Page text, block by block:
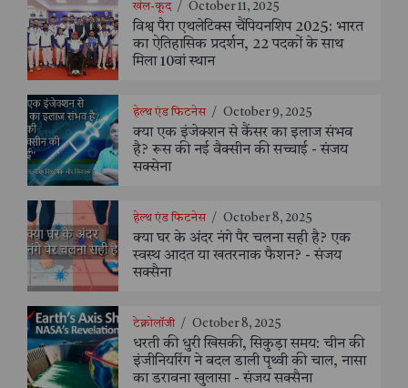
खेल-कूद / October 11, 2025
विश्व पैरा एथलेटिक्स चैंपियनशिप 2025: भारत
का ऐतिहासिक प्रदर्शन, 22 पदकों के साथ
मिला 10वां स्थान
हेल्थ एंड फिटनेस / October 9, 2025
क्या एक इंजेक्शन से कैंसर का इलाज संभव
है? रूस की नई वैक्सीन की सच्चाई - संजय
सक्सेना
हेल्थ एंड फिटनेस / October 8, 2025
क्या घर के अंदर नंगे पैर चलना सही है? एक
स्वस्थ आदत या खतरनाक फैशन? - संजय
सक्सैना
टेक्नोलॉजी / October 8, 2025
धरती की धुरी खिसकी, सिकुड़ा समय: चीन की
इंजीनियरिंग ने बदल डाली पृथ्वी की चाल, नासा
का डरावना खुलासा - संजय सक्सैना